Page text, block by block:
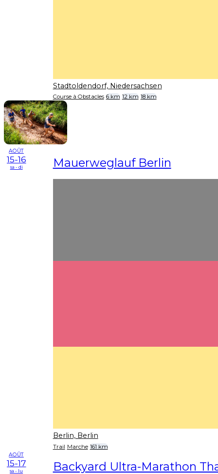
Stadtoldendorf, Niedersachsen
Course à Obstacles 6 km 12 km 18 km
AOÛT
15-16
sa - di Mauerweglauf Berlin
Berlin, Berlin
Trail Marche 161 km
AOÛT
15-17
sa - lu Backyard Ultra-Marathon